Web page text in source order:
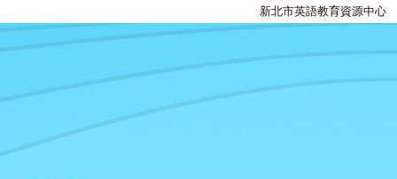
新北市英語教育資源中心